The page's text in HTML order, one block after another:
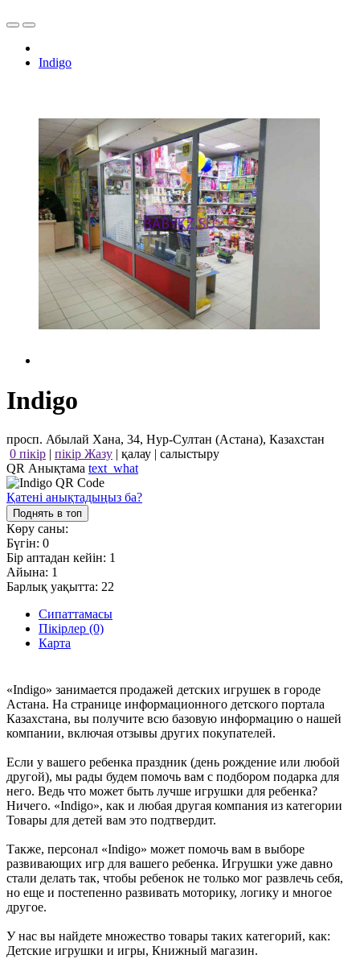
Indigo
Indigo
просп. Абылай Хана, 34, Нур-Султан (Астана), Казахстан
0 пікір | пікір Жазу | қалау | салыстыру
QR Анықтама text_what
Қатені анықтадыңыз ба?
Поднять в топ
Көру саны:
Бүгін: 0
Бір аптадан кейін: 1
Айына: 1
Барлық уақытта: 22
Сипаттамасы
Пікірлер (0)
Карта
«Indigo» занимается продажей детских игрушек в городе
Астана. На странице информационного детского портала
Казахстана, вы получите всю базовую информацию о нашей
компании, включая отзывы других покупателей.
Если у вашего ребенка праздник (день рождение или любой
другой), мы рады будем помочь вам с подбором подарка для
него. Ведь что может быть лучше игрушки для ребенка?
Ничего. «Indigo», как и любая другая компания из категории
Товары для детей вам это подтвердит.
Также, персонал «Indigo» может помочь вам в выборе
развивающих игр для вашего ребенка. Игрушки уже давно
стали делать так, чтобы ребенок не только мог развлечь себя,
но еще и постепенно развивать моторику, логику и многое
другое.
У нас вы найдете множество товары таких категорий, как:
Детские игрушки и игры, Книжный магазин.